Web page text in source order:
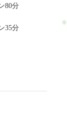
80分
35分